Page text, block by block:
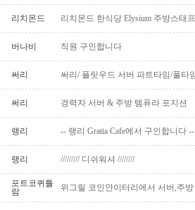
리치몬드 리치몬드 한식당 Elysium 주방스태
버나비 직원 구인합니다
써리 써리/ 플릿우드 서버 파트타임/풀타
써리 경력자 서버 & 주방 템퓨라 포지션
랭리 -- 랭리 Gratia Cafe에서 구인합니다 --
랭리 ///////// 디쉬워셔 ////////
포트코퀴틀
람
위그릴 코인안이터리에서 서버,주